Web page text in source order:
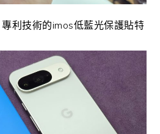
利技術的imos低藍光保護貼特